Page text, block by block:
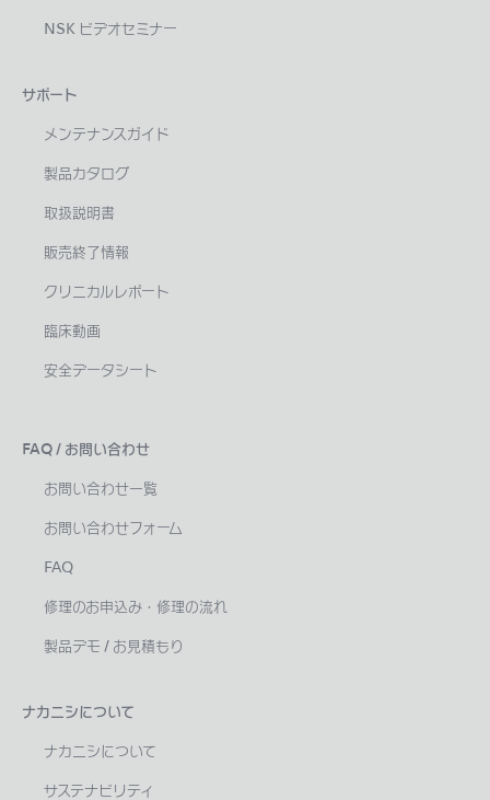
NSK ビデオセミナー
サポート
メンテナンスガイド
製品カタログ
取扱説明書
販売終了情報
クリニカルレポート
臨床動画
安全データシート
FAQ / お問い合わせ
お問い合わせ一覧
お問い合わせフォーム
FAQ
修理のお申込み・修理の流れ
製品デモ / お見積もり
ナカニシについて
ナカニシについて
サステナビリティ